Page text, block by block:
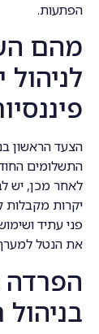
הפתעות.
מהם
הצעד הראשון
התשלומים
לאחר מכן, יש
יקרות מקבלות
פני עתיד
את הנטל למערך
הפרדה